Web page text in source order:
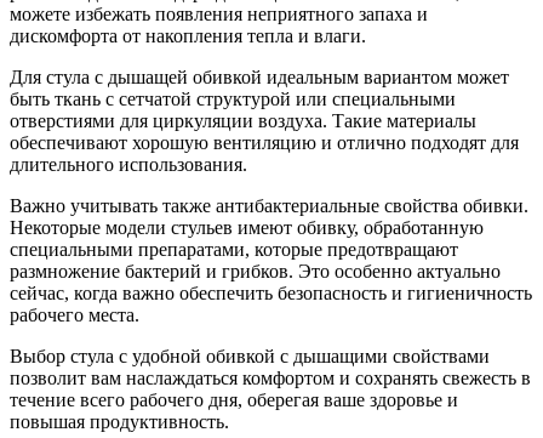
можете избежать появления неприятного запаха и
дискомфорта от накопления тепла и влаги.
Для стула с дышащей обивкой идеальным вариантом может
быть ткань с сетчатой структурой или специальными
отверстиями для циркуляции воздуха. Такие материалы
обеспечивают хорошую вентиляцию и отлично подходят для
длительного использования.
Важно учитывать также антибактериальные свойства обивки.
Некоторые модели стульев имеют обивку, обработанную
специальными препаратами, которые предотвращают
размножение бактерий и грибков. Это особенно актуально
сейчас, когда важно обеспечить безопасность и гигиеничность
рабочего места.
Выбор стула с удобной обивкой с дышащими свойствами
позволит вам наслаждаться комфортом и сохранять свежесть в
течение всего рабочего дня, оберегая ваше здоровье и
повышая продуктивность.